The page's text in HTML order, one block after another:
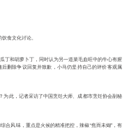
食文化讨论。
丁和胡萝卜丁，同时认为另一道菜毛血旺中的牛心有腥
删除争议回复并致歉，小马仍坚持自己的评价客观属
为此，记者采访了中国烹饪大师、成都市烹饪协会副秘
合风味，重点是火候的精准把控，辣椒“焦而未煳”，有